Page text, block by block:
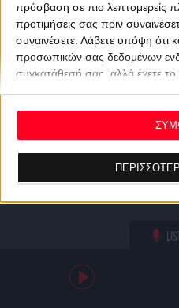
πρόσβαση σε πιο λεπτομερείς
προτιμήσεις σας πριν
συναινέσετε. Λάβετε υπόψη ότι
προσωπικών σας δεδομένων
συγκατάθεσή σας, αλλά έχετε το
ανακαλέσετε τη συγκατάθεσή
επιστρέφοντας σε αυτόν τον
κουμπί "Απορρήτου" στο κάτω